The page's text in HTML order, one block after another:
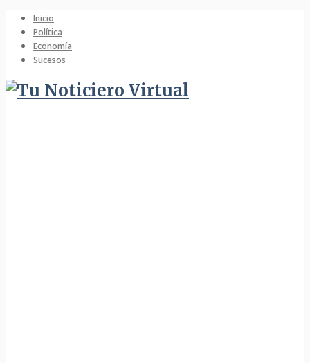
Inicio
Política
Economía
Sucesos